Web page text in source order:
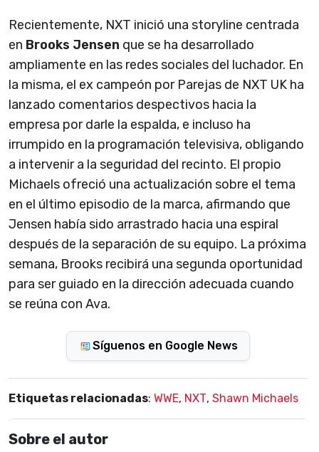
Recientemente, NXT inició una storyline centrada
en Brooks Jensen que se ha desarrollado
ampliamente en las redes sociales del luchador. En
la misma, el ex campeón por Parejas de NXT UK ha
lanzado comentarios despectivos hacia la
empresa por darle la espalda, e incluso ha
irrumpido en la programación televisiva, obligando
a intervenir a la seguridad del recinto. El propio
Michaels ofreció una actualización sobre el tema
en el último episodio de la marca, afirmando que
Jensen había sido arrastrado hacia una espiral
después de la separación de su equipo. La próxima
semana, Brooks recibirá una segunda oportunidad
para ser guiado en la dirección adecuada cuando
se reúna con Ava.
Síguenos en Google News
Etiquetas relacionadas: WWE, NXT, Shawn Michaels
Sobre el autor